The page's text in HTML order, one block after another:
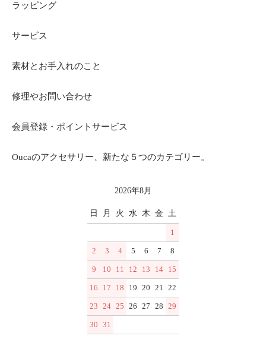
ラッピング
サービス
素材とお手入れのこと
修理やお問い合わせ
会員登録・ポイントサービス
Oucaのアクセサリー、新たな５つのカテゴリー。
2026年8月
日 月 火 水 木 金 土
1
2 3 4 5 6 7 8
9 10 11 12 13 14 15
16 17 18 19 20 21 22
23 24 25 26 27 28 29
30 31